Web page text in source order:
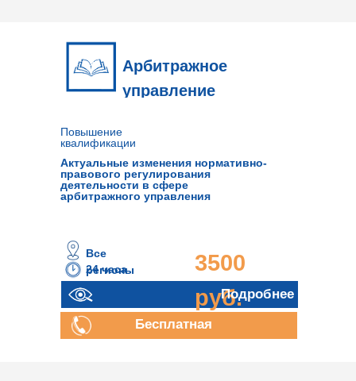
Арбитражное
управление
Актуальные изменения нормативно-
правового регулирования
деятельности в сфере
арбитражного управления
24 часа
3500
руб.
Все
регионы
Повышение
квалификации
Подробнее
Бесплатная